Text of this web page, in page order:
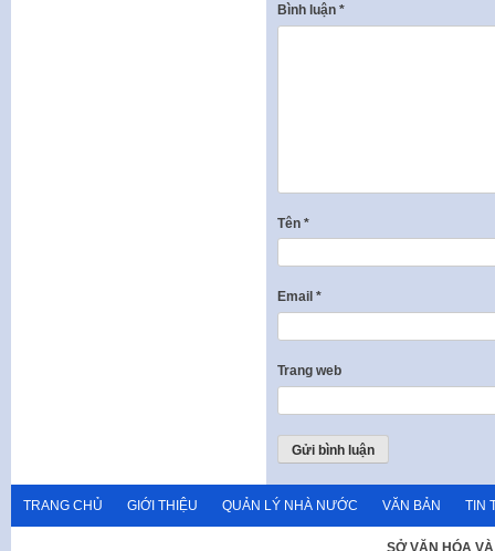
Bình luận *
Tên *
Email *
Trang web
TRANG CHỦ GIỚI THIỆU QUẢN LÝ NHÀ NƯỚC VĂN BẢN TIN
SỞ VĂN HÓA